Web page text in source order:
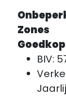
Zones
BIV: